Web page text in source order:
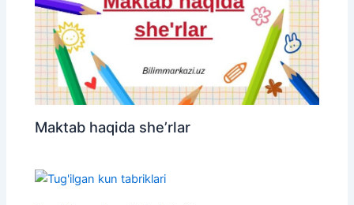
Maktab haqida she’rlar